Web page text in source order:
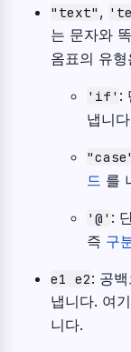
"text" ,
는 문자와
옴표의 유형
'if' :
냅니
드 를
'@' :
즉 구
e1 e2: 공
냅니다. 여
니다.